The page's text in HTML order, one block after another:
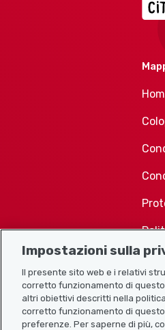
Impostazioni sulla
Il presente sito web e i relativi
corretto funzionamento di
altri obiettivi descritti nella
corretto funzionamento di
preferenze. Per saperne di più,